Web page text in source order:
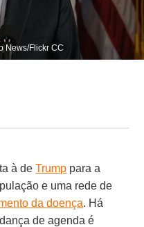
News/Flickr CC
à deTrump para a
e uma rede de
da doença. Há
de agenda é